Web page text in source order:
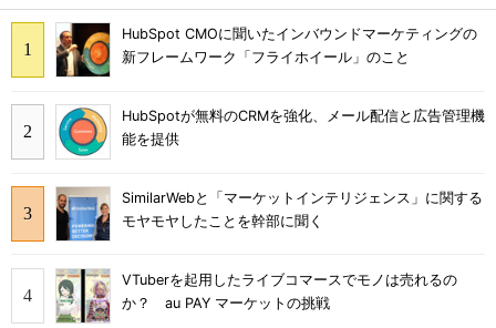
HubSpot CMOに聞いたインバウンドマーケティングの
新フレームワーク「フライホイール」のこと
HubSpotが無料のCRMを強化、メール配信と広告管理機
能を提供
SimilarWebと「マーケットインテリジェンス」に関する
モヤモヤしたことを幹部に聞く
VTuberを起用したライブコマースでモノは売れるの
か？ au PAY マーケットの挑戦